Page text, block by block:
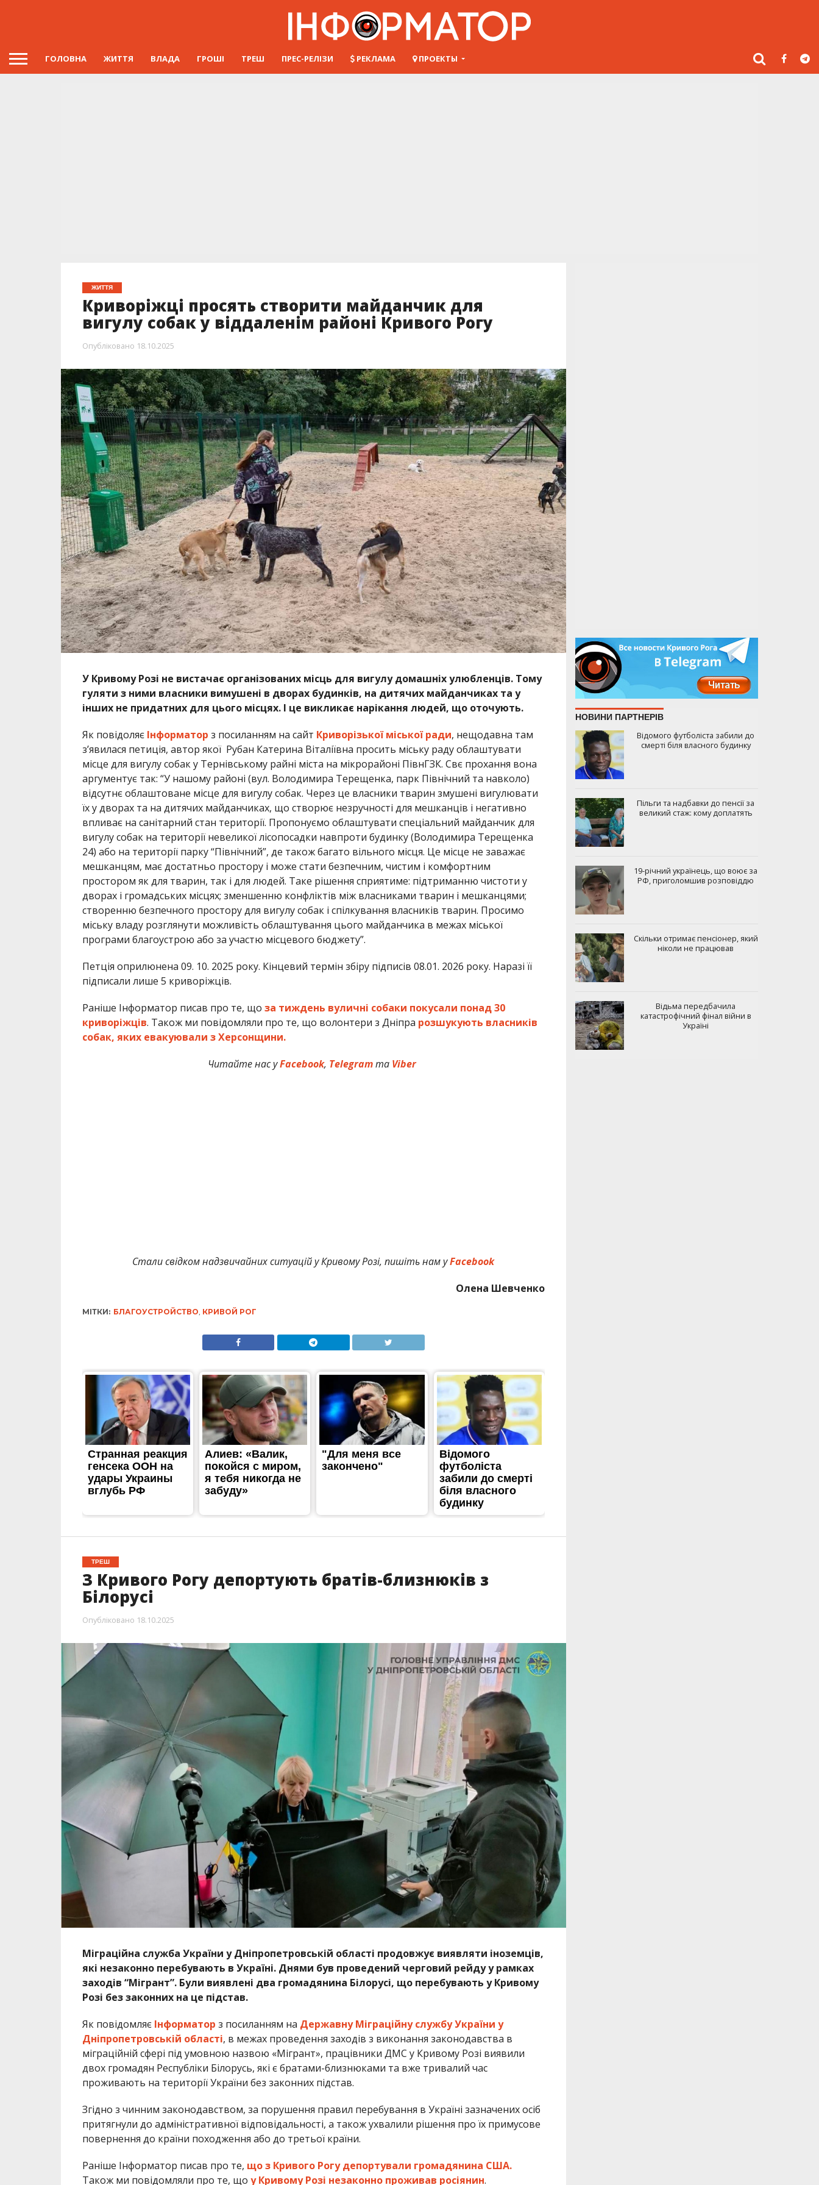
ГОЛОВНА ЖИТТЯ ВЛАДА ГРОШІ ТРЕШ ПРЕС-РЕЛІЗИ РЕКЛАМА ПРОЕКТЫ
ЖИТТЯ
Криворіжці просять створити майданчик для
вигулу собак у віддаленім районі Кривого Рогу
Опубліковано 18.10.2025
У Кривому Розі не вистачає організованих місць для вигулу домашніх улюбленців. Тому
гуляти з ними власники вимушені в дворах будинків, на дитячих майданчиках та у
інших не придатних для цього місцях. І це викликає нарікання людей, що оточують.
Як повідоляє Інформатор з посиланням на сайт Криворізької міської ради, нещодавна там
з’явилася петиція, автор якої Рубан Катерина Віталіївна просить міську раду облаштувати
місце для вигулу собак у Тернівському райні міста на мікрорайоні ПівнГЗК. Свє прохання вона
аргументує так: “У нашому районі (вул. Володимира Терещенка, парк Північний та навколо)
відсутнє облаштоване місце для вигулу собак. Через це власники тварин змушені вигулювати
їх у дворах та на дитячих майданчиках, що створює незручності для мешканців і негативно
впливає на санітарний стан території. Пропонуємо облаштувати спеціальний майданчик для
вигулу собак на території невеликої лісопосадки навпроти будинку (Володимира Терещенка
24) або на території парку “Північний”, де також багато вільного місця. Це місце не заважає
мешканцям, має достатньо простору і може стати безпечним, чистим і комфортним
простором як для тварин, так і для людей. Таке рішення сприятиме: підтриманню чистоти у
дворах і громадських місцях; зменшенню конфліктів між власниками тварин і мешканцями;
створенню безпечного простору для вигулу собак і спілкування власників тварин. Просимо
міську владу розглянути можливість облаштування цього майданчика в межах міської
програми благоустрою або за участю місцевого бюджету”.
Петція оприлюнена 09. 10. 2025 року. Кінцевий термін збіру підписів 08.01. 2026 року. Наразі її
підписали лише 5 криворіжців.
Раніше Інформатор писав про те, що за тиждень вуличні собаки покусали понад 30
криворіжців. Також ми повідомляли про те, що волонтери з Дніпра розшукують власників
собак, яких евакуювали з Херсонщини.
Читайте нас уFacebook, Telegramта Viber
Стали свідком надзвичайних ситуацій у Кривому Розі, пишіть нам уFacebook
Олена Шевченко
МІТКИ: БЛАГОУСТРОЙСТВО, КРИВОЙ РОГ
ТРЕШ
З Кривого Рогу депортують братів-близнюків з
Білорусі
Опубліковано 18.10.2025
Міграційна служба України у Дніпропетровській області продовжує виявляти іноземців,
які незаконно перебувають в Україні. Днями був проведений черговий рейду у рамках
заходів “Мігрант”. Були виявлені два громадянина Білорусі, що перебувають у Кривому
Розі без законних на це підстав.
Як повідомляє Інформатор з посиланням на Державну Міграційну службу України у
Дніпропетровській області, в межах проведення заходів з виконання законодавства в
міграційній сфері під умовною назвою «Мігрант», працівники ДМС у Кривому Розі виявили
двох громадян Республіки Білорусь, які є братами-близнюками та вже тривалий час
проживають на території України без законних підстав.
Згідно з чинним законодавством, за порушення правил перебування в Україні зазначених осіб
притягнули до адміністративної відповідальності, а також ухвалили рішення про їх примусове
повернення до країни походження або до третьої країни.
Раніше Інформатор писав про те, що з Кривого Рогу депортували громадянина США.
Також ми повідомляли про те, що у Кривому Розі незаконно проживав росіянин.